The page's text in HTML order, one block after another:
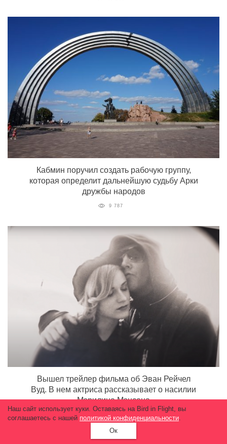
Кабмин поручил создать рабочую группу,
которая определит дальнейшую судьбу Арки
дружбы народов
9 787
Вышел трейлер фильма об Эван Рейчел
Вуд. В нем актриса рассказывает о насилии
Мэрилина Мэнсона
12 000
Наш сайт использует куки. Оставаясь на Bird in Flight, вы
соглашаетесь с нашей политикой конфиденциальности.
Ок